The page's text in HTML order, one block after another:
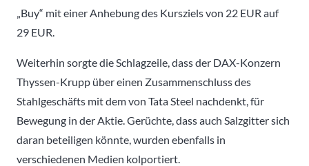
„Buy“ mit einer Anhebung des Kursziels von 22 EUR auf
29 EUR.
Weiterhin sorgte die Schlagzeile, dass der DAX-Konzern
Thyssen-Krupp über einen Zusammenschluss des
Stahlgeschäfts mit dem von Tata Steel nachdenkt, für
Bewegung in der Aktie. Gerüchte, dass auch Salzgitter sich
daran beteiligen könnte, wurden ebenfalls in
verschiedenen Medien kolportiert.